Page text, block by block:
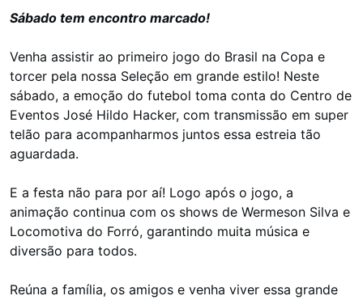
Sábado tem encontro marcado!
Venha assistir ao primeiro jogo do Brasil na Copa e
torcer pela nossa Seleção em grande estilo! Neste
sábado, a emoção do futebol toma conta do Centro de
Eventos José Hildo Hacker, com transmissão em super
telão para acompanharmos juntos essa estreia tão
aguardada.
E a festa não para por aí! Logo após o jogo, a
animação continua com os shows de Wermeson Silva e
Locomotiva do Forró, garantindo muita música e
diversão para todos.
Reúna a família, os amigos e venha viver essa grande